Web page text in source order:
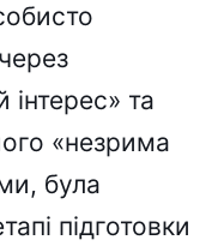
та
«незрима
була
підготовки